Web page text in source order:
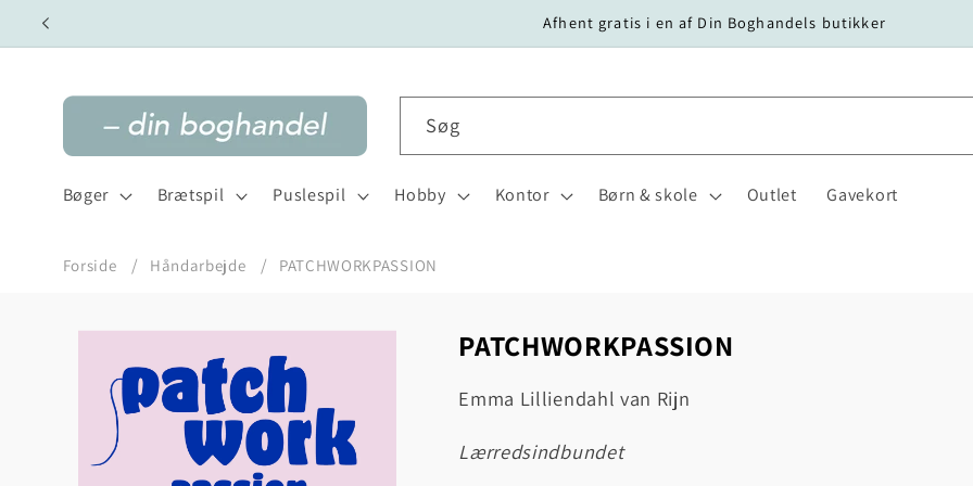
Gå til
indhold
Afhent gratis i en af Din Boghandels butikker
Søg
Bøger Brætspil Puslespil Hobby Kontor Børn & skole Outlet Gavekort
Forside Håndarbejde PATCHWORKPASSION
produktoplysninger
PATCHWORKPASSION
Emma Lilliendahl van Rijn
lærredsindbundet